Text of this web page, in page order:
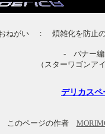
ねがい ： 煩雑化を防止の
- バナー
（スターワゴンア
デリカスペ
このページの作者